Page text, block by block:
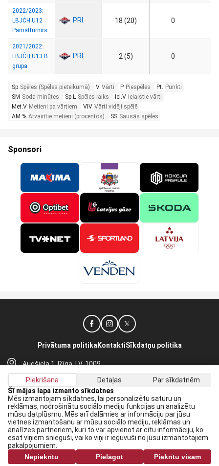
2022/2023:
LBJČH U12
Pamatturnīrs
PRI 18 (20) 0
2021/2022:
LBJČH U13 B
grupa
PRI 2 (5) 0
Sp Spēles (Spēles pieteikumā) V Vārti P Piespēles Pt. Punkti
SM Soda minūtes Sp.L Spēles laiks Iel.V Ielaistie vārti
Met.V Metieni pa vārtiem VIV Vārti vidēji spēlē
AM % Atvairītie metieni (procentos) SS Sausās spēles
Sponsori
Augšiela 1, Rīga, LV-1009
lhf@lhf.lv
+371 67565614
Privātuma politika KontaktiSīkdatņu politika
Saņem jaunākās ziņas savā E-pastā:
Pieteikties
Piekrītu savaidatu apstrādei
Visas tiesības rezervētas. Pārpublicēšanas gadījumā saite uz lhf.lv ir obligāta
Piekrišana Detaļas
Par sīkdatnēm
Šī mājas lapa izmanto sīkdatnes
Mēs izmantojam sīkdatnes, lai personalizētu saturu un
reklāmas, nodrošinātu sociālo mediju funkcijas un analizētu
mūsu datplūsmu. Mēs arī dalāmies ar informāciju par jūsu
vietnes izmantošanu ar mūsu sociālo mediju, reklāmas un
analīzes partneriem, kuri to var apvienot ar citu informāciju, ko
esat viņiem snieguši, vai ko viņi ir ieguvuši no jūsu izmantotajiem
pakalpojumiem.
Nepiekrītu
Pielāgot Piekrītu visam